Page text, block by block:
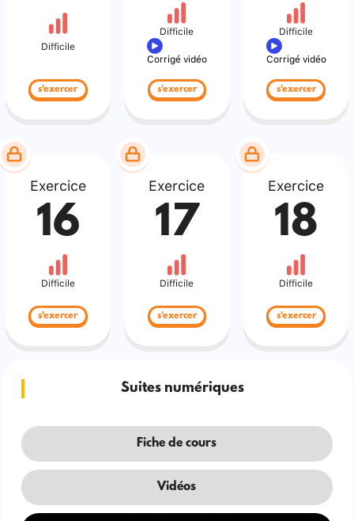
Difficile
s'exercer
Difficile
Corrigé vidéo
s'exercer
Difficile
Corrigé vidéo
s'exercer
Exercice
16
Difficile
s'exercer
Exercice
17
Difficile
s'exercer
Exercice
18
Difficile
s'exercer
Suites numériques
Fiche de cours
Vidéos